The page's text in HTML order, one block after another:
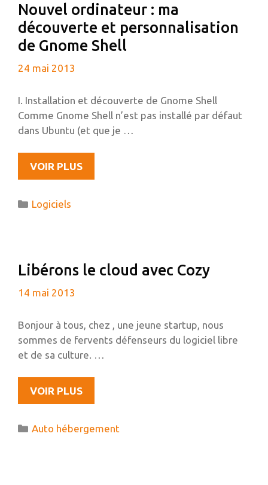
Nouvel ordinateur : ma
découverte et personnalisation
de Gnome Shell
24 mai 2013
I. Installation et découverte de Gnome Shell
Comme Gnome Shell n’est pas installé par défaut
dans Ubuntu (et que je …
VOIR PLUSNOUVEL
ORDINATEUR
DE
Catégories
Logiciels
Libérons le cloud avec Cozy
14 mai 2013
Bonjour à tous, chez , une jeune startup, nous
sommes de fervents défenseurs du logiciel libre
et de sa culture. …
VOIR PLUSLIBÉRONS
LE
AVEC
Catégories
Auto hébergement